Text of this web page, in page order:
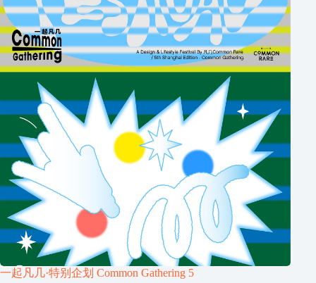
一起凡几·特别企划 Common Gathering 5